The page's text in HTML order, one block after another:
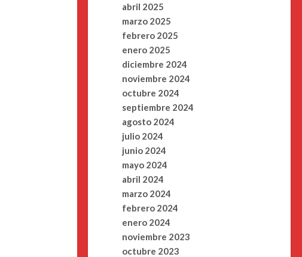
abril 2025
marzo 2025
febrero 2025
enero 2025
diciembre 2024
noviembre 2024
octubre 2024
septiembre 2024
agosto 2024
julio 2024
junio 2024
mayo 2024
abril 2024
marzo 2024
febrero 2024
enero 2024
noviembre 2023
octubre 2023